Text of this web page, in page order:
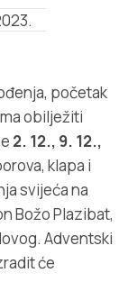
početak
obilježiti
2. 12., 9. 12.,
klapa i
svijeća na
Božo Plazibat,
Adventski
će